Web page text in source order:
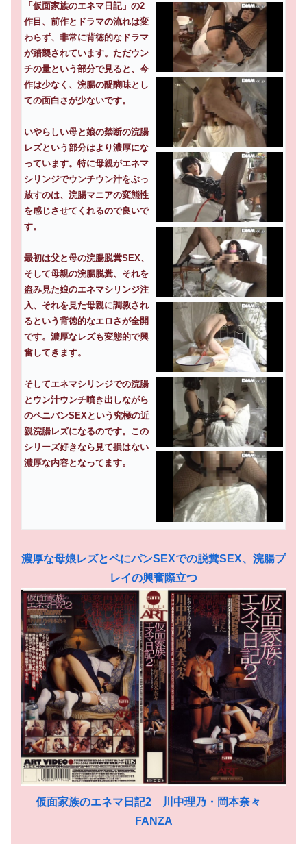
「仮面家族のエネマ日記」の2
作目、前作とドラマの流れは変
わらず、非常に背徳的なドラマ
が踏襲されています。ただウン
チの量という部分で見ると、今
作は少なく、浣腸の醍醐味とし
ての面白さが少ないです。
いやらしい母と娘の禁断の浣腸
レズという部分はより濃厚にな
っています。特に母親がエネマ
シリンジでウンチウン汁をぶっ
放すのは、浣腸マニアの変態性
を感じさせてくれるので良いで
す。
最初は父と母の浣腸脱糞SEX、
そして母親の浣腸脱糞、それを
盗み見た娘のエネマシリンジ注
入、それを見た母親に調教され
るという背徳的なエロさが全開
です。濃厚なレズも変態的で興
奮してきます。
そしてエネマシリンジでの浣腸
とウン汁ウンチ噴き出しながら
のペニバンSEXという究極の近
親浣腸レズになるのです。この
シリーズ好きなら見て損はない
濃厚な内容となってます。
濃厚な母娘レズとペにパンSEXでの脱糞SEX、浣腸プ
レイの興奮際立つ
仮面家族のエネマ日記2 川中理乃・岡本奈々
FANZA